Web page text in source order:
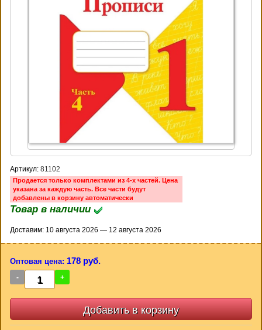
Артикул: 81102
Продается только комплектами из 4-х частей. Цена
указана за каждую часть. Все части будут
добавлены в корзину автоматически
Товар в наличии
Доставим: 10 августа 2026 — 12 августа 2026
Оптовая цена: 178 руб.
- +